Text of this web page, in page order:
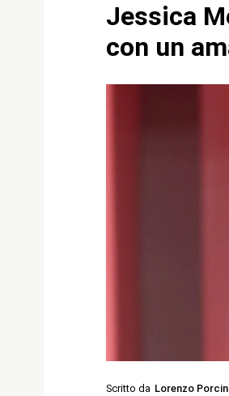
Jessica
con un
Scritto da Lorenzo